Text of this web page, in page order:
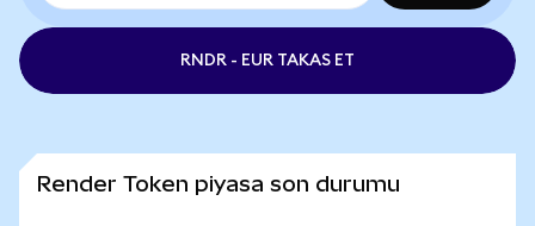
RNDR - EUR TAKAS ET
Render Token piyasa son durumu